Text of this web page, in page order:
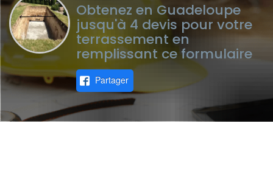
Obtenez en Guadeloupe
jusqu'à 4 devis pour votre
terrassement en
remplissant ce formulaire
Partager